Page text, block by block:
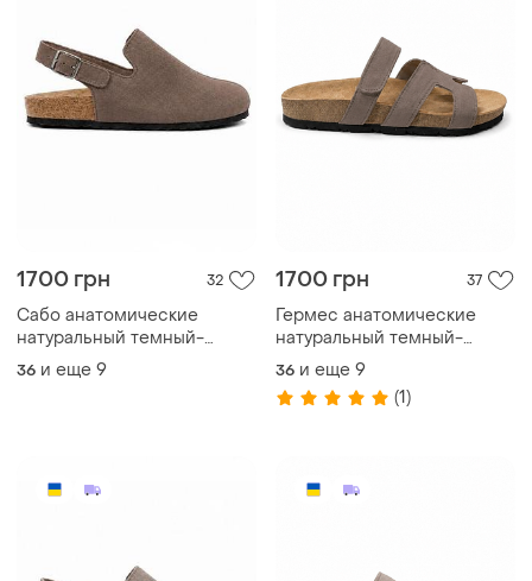
1700 грн 32
Сабо анатомические
натуральный темный-
бежевый замш
36 и еще 9
1700 грн 37
Гермес анатомические
натуральный темный-
бежевый замш
36 и еще 9
(1)